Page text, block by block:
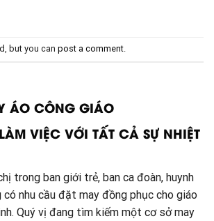
but you can post a comment.
ÁO CÔNG GIÁO
VIỆC VỚI TẤT CẢ SỰ NHIỆT
trong ban giới trẻ, ban ca đoàn, huynh
nhu cầu đặt may đồng phục cho giáo
Quý vị đang tìm kiếm một cơ sở may